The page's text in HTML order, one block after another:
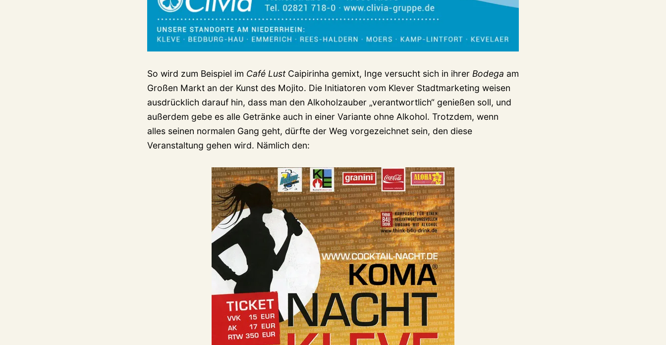
So wird zum Beispiel im Café LustCaipirinha gemixt, Inge versucht sich in ihrer Bodega am
Großen Markt an der Kunst des Mojito. Die Initiatoren vom Klever Stadtmarketing weisen
ausdrücklich darauf hin, dass man den Alkoholzauber „verantwortlich“ genießen soll, und
außerdem gebe es alle Getränke auch in einer Variante ohne Alkohol. Trotzdem, wenn
alles seinen normalen Gang geht, dürfte der Weg vorgezeichnet sein, den diese
Veranstaltung gehen wird. Nämlich den: